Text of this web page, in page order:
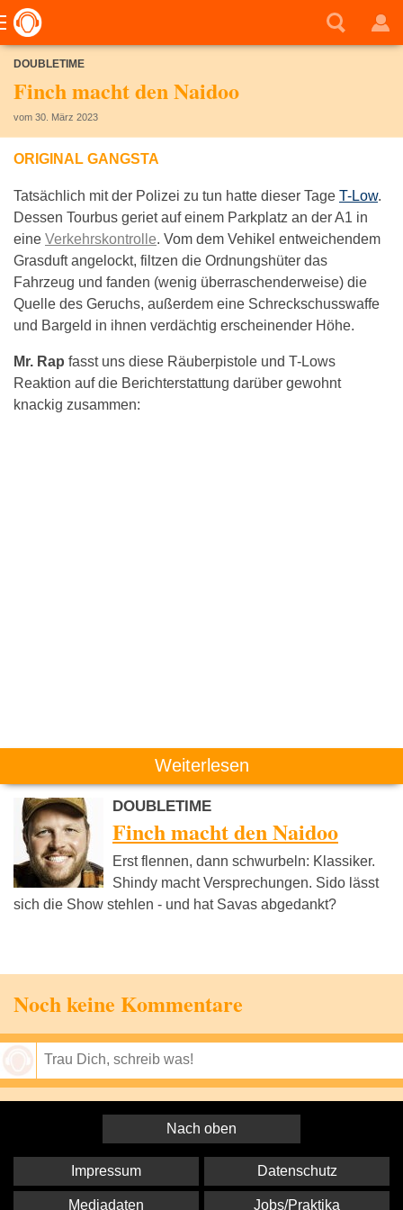
DOUBLETIME
Finch macht den Naidoo
vom 30. März 2023
ORIGINAL GANGSTA
Tatsächlich mit der Polizei zu tun hatte dieser Tage T-Low.
Dessen Tourbus geriet auf einem Parkplatz an der A1 in
eine Verkehrskontrolle. Vom dem Vehikel entweichendem
Grasduft angelockt, filtzen die Ordnungshüter das
Fahrzeug und fanden (wenig überraschenderweise) die
Quelle des Geruchs, außerdem eine Schreckschusswaffe
und Bargeld in ihnen verdächtig erscheinender Höhe.
Mr. Rap fasst uns diese Räuberpistole und T-Lows
Reaktion auf die Berichterstattung darüber gewohnt
knackig zusammen:
Weiterlesen
DOUBLETIME
Finch macht den Naidoo
Erst flennen, dann schwurbeln: Klassiker.
Shindy macht Versprechungen. Sido lässt
sich die Show stehlen - und hat Savas abgedankt?
Noch keine Kommentare
Nach oben
Impressum Datenschutz
Mediadaten Jobs/Praktika